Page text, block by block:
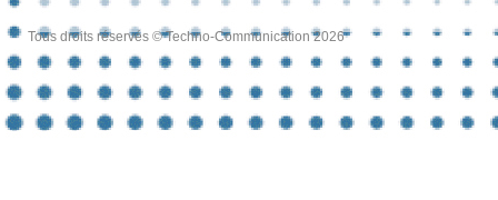
Tous droits réservés © Techno-Communication 2026